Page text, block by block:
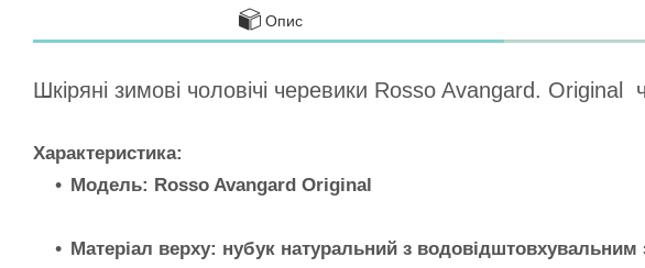
Опис
Шкіряні зимові чоловічі черевики Rosso Avangard. Original
Характеристика:
Модель: Rosso Avangard Original
Матеріал верху: нубук натуральний з водовідштовхувальним